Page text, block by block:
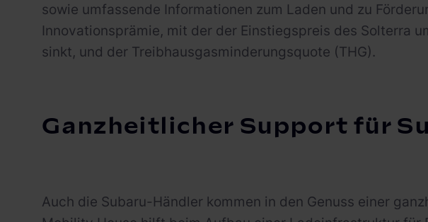
sowie umfassende Informationen zum Laden und zu
Innovationsprämie, mit der der Einstiegspreis des Solterra
sinkt, und der Treibhausgasminderungsquote (THG).
Ganzheitlicher Support für
Auch die Subaru-Händler kommen in den Genuss einer